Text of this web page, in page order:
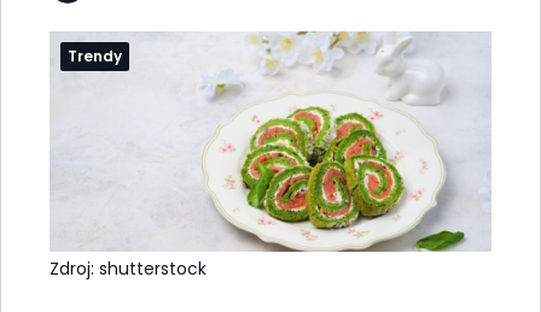
Trendy
Zdroj: shutterstock